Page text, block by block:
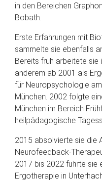
in den Bereichen
Bobath.
Erste Erfahrungen mit
sammelte sie ebenfalls
Bereits früh arbeitete sie
anderem ab 2001 als
für Neuropsychologie
München. 2002 folgte
München im Bereich
heilpädagogische
2015 absolvierte sie die
Neurofeedback-
2017 bis 2022 führte sie
Ergotherapie in